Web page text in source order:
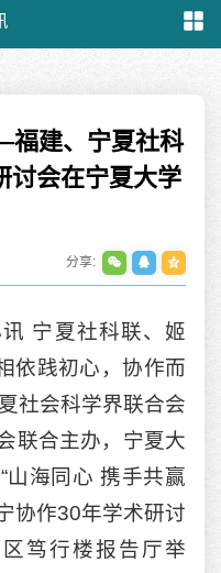
建、宁夏社科
讨会在宁夏大学
分享:
讯 宁夏社科联、姬
依践初心，协作而
社会科学界联合会
联合主办，宁夏大
山海同心 携手共赢
作30年学术研讨
笃行楼报告厅举